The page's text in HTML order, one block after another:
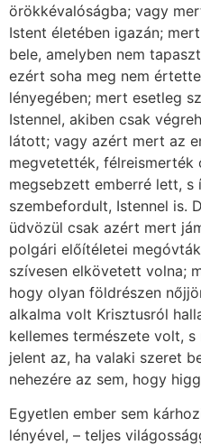
örökkévalóságba; vagy
Istent életében igazán;
bele, amelyben nem
ezért soha meg nem
lényegében; mert esetleg
Istennel, akiben csak
látott; vagy azért mert az
megvetették, félreismerték
megsebzett emberré lett, s
szembefordult, Istennel is.
üdvözül csak azért mert
polgári előítéletei
szívesen elkövetett volna;
hogy olyan földrészen
alkalma volt Krisztusról
kellemes természete volt,
jelent az, ha valaki szeret
nehezére az sem, hogy
Egyetlen ember sem
lényével, – teljes